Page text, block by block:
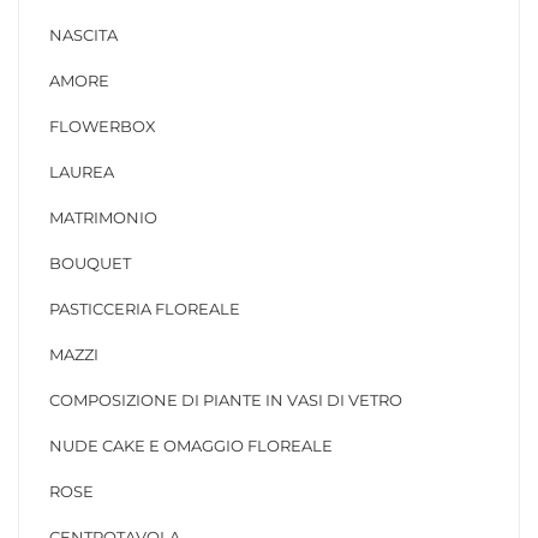
NASCITA
AMORE
FLOWERBOX
LAUREA
MATRIMONIO
BOUQUET
PASTICCERIA FLOREALE
MAZZI
COMPOSIZIONE DI PIANTE IN VASI DI VETRO
NUDE CAKE E OMAGGIO FLOREALE
ROSE